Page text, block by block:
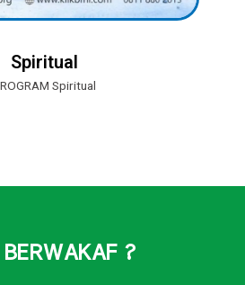
Spiritual
Spiritual
BERWAKAF ?